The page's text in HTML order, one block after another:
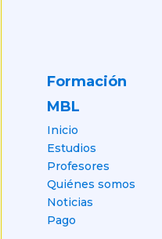
Formación
MBL
Inicio
Estudios
Profesores
Quiénes somos
Noticias
Pago